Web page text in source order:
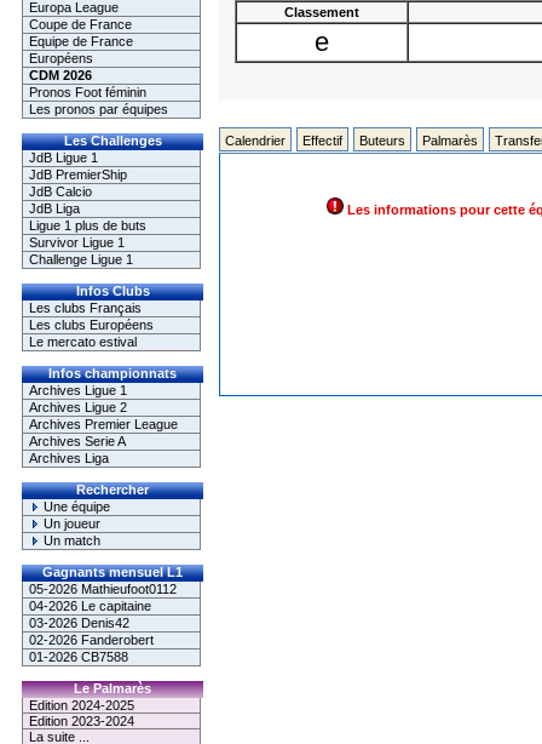
Europa League
Coupe de France
Equipe de France
Européens
CDM 2026
Pronos Foot féminin
Les pronos par équipes
Les Challenges
JdB Ligue 1
JdB PremierShip
JdB Calcio
JdB Liga
Ligue 1 plus de buts
Survivor Ligue 1
Challenge Ligue 1
Infos Clubs
Les clubs Français
Les clubs Européens
Le mercato estival
Infos championnats
Archives Ligue 1
Archives Ligue 2
Archives Premier League
Archives Serie A
Archives Liga
Rechercher
Une équipe
Un joueur
Un match
Gagnants mensuel L1
05-2026 Mathieufoot0112
04-2026 Le capitaine
03-2026 Denis42
02-2026 Fanderobert
01-2026 CB7588
Le Palmarès
Edition 2024-2025
Edition 2023-2024
La suite ...
Classement
e
Calendrier Effectif Buteurs Palmarès
Les informations pour cette